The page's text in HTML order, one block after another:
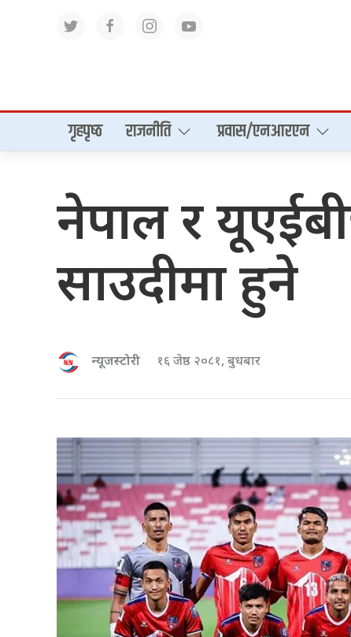
गृहपृष्‍ठ राजनीति प्रवास/एनआरएन
नेपाल र
साउदीमा हुने
न्यूजस्टोरी १६ जेष्ठ २०८१, बुधबार